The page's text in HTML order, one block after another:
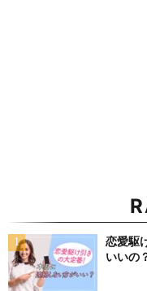
恋愛駆
いいの